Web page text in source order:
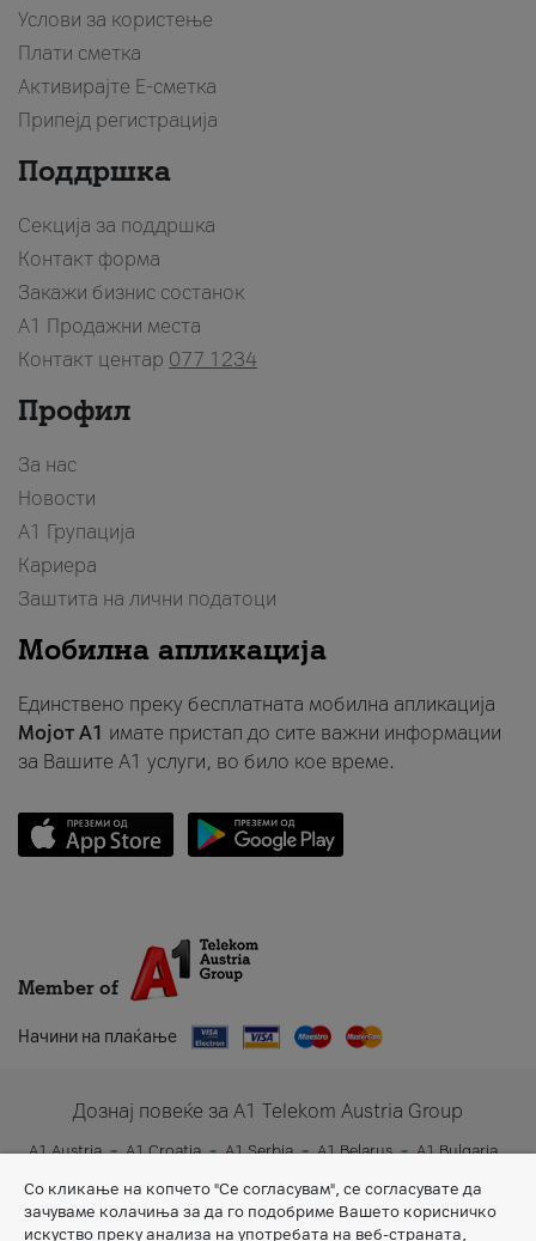
Услови за користење
Плати сметка
Активирајте Е-сметка
Припејд регистрација
Поддршка
Секција за поддршка
Контакт форма
Закажи бизнис состанок
A1 Продажни места
Контакт центар 077 1234
Профил
За нас
Новости
А1 Групација
Кариера
Заштита на лични податоци
Мобилна апликација
Единствено преку бесплатната мобилна апликација
Мојот A1 имате пристап до сите важни информации
за Вашите A1 услуги, во било кое време.
Member of
Начини на плаќање
Дознај повеќе за A1 Telekom Austria Group
A1 Austria A1 Croatia A1 Serbia A1 Belarus
A1 Bulgaria
Со кликање на копчето "Се согласувам", се согласувате да
зачуваме колачиња за да го подобриме Вашето корисничко
искуство преку анализа на употребата на веб-страната,